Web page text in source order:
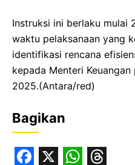
Instruksi ini berlaku mulai
waktu pelaksanaan yang
identifikasi rencana
kepada Menteri
2025.(Antara/red)
Bagikan